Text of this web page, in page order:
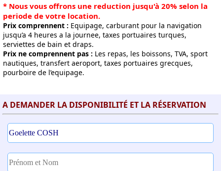
* Nous vous offrons une reduction jusqu'à 20% selon la
periode de votre location.
Prix comprennent : Equipage, carburant pour la navigation
jusqu’a 4 heures a la journee, taxes portuaires turques,
serviettes de bain et draps.
Prix ne comprennent pas : Les repas, les boissons, TVA, sport
nautiques, transfert aeroport, taxes portuaires grecques,
pourboire de l’equipage.
A DEMANDER LA DISPONIBILITÉ ET LA RÉSERVATION